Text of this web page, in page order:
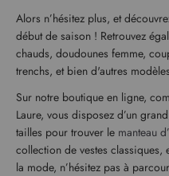
Alors n’hésitez plus, et
début de saison ! Retrouvez
chauds, doudounes femme,
trenchs, et bien d'autres
Sur notre boutique en ligne,
Laure, vous disposez d’un
tailles pour trouver le manteau
collection de vestes classiques,
la mode, n’hésitez pas à